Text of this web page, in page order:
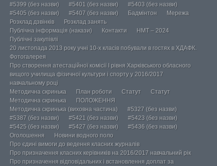
#5399 (без назви)
#5401 (без назви)
#5403 (без назви)
#5405 (без назви)
#5407 (без назви) Бадмінтон
Мережа
Розклад дзвінків
Розклад занять
Публічна інформація (накази)
Контакти
НМТ – 2024
Публічні закупівлі
20 листопада 2013 року учні 10-х класів побували в гостях в ХДАФК.
Фотогалерея
Про створення атестаційної комісії І рівня Харківського обласного
вищого училища фізичної культури і спорту у 2016/2017
навчальному році
Методична скринька
План роботи Статут
Статут
Методична скринька
ПОЛОЖЕННЯ
Методична скринька (виховна частина)
#5327 (без назви)
#5387 (без назви)
#5421 (без назви)
#5423 (без назви)
#5425 (без назви)
#5427 (без назви)
#5436 (без назви)
Оголошення
Новини водного поло
Про єдині вимоги до ведення класних журналів
Про призначення класних керівників на 2016/2017 навчальний рік
Про призначення відповідальних і встановлення доплат за